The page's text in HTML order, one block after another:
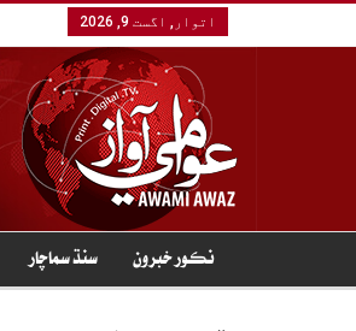
اتوار, اگست 9, 2026
نڪور خبرون سنڌ سماچار